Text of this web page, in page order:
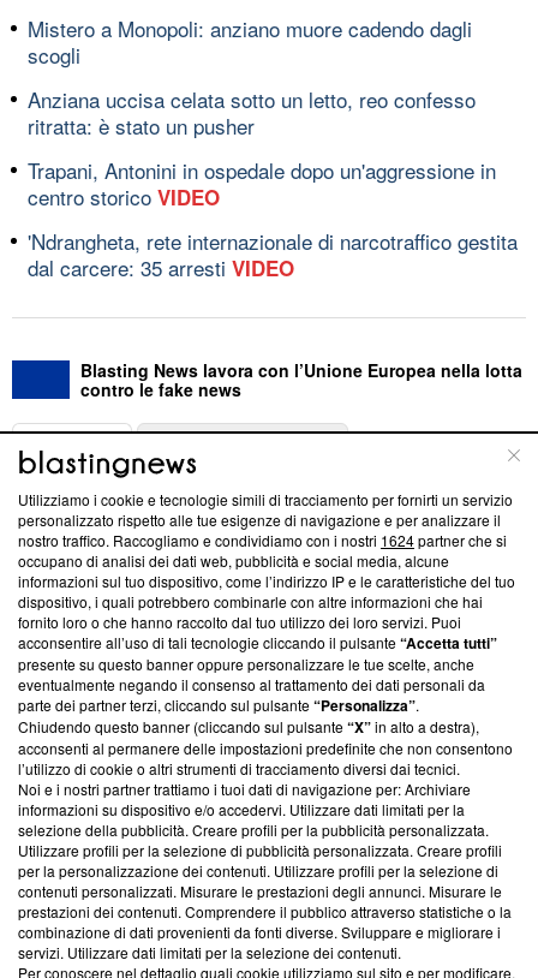
Mistero a Monopoli: anziano muore cadendo dagli
scogli
Anziana uccisa celata sotto un letto, reo confesso
ritratta: è stato un pusher
Trapani, Antonini in ospedale dopo un'aggressione in
centro storico VIDEO
'Ndrangheta, rete internazionale di narcotraffico gestita
dal carcere: 35 arresti VIDEO
Blasting News lavora con l’Unione Europea nella lotta
contro le fake news
ABOUT
Questa sezione offre informazioni trasparenti su Blasting
News, sui nostri processi editoriali e su come ci impegniamo a
creare news di qualità. Inoltre, afferma la nostra aderenza a
‘Trust Project - News with Integrity’Blasting News non è
ancora membro del programma, ma ha richiesto di farne
parte; Trust Project non ha ancora effettuato una verifica di
conformità agli standard.
Su di noi
Team editoriale
Corporate
Redazione
Informativa Privacy
Cookie Policy
Blasting SA, IDI CHE-247.845.224, Via Carlo Frasca, 3 - 6900
Utilizziamo i cookie e tecnologie simili di tracciamento per fornirti un servizio
personalizzato rispetto alle tue esigenze di navigazione e per analizzare il
nostro traffico. Raccogliamo e condividiamo con i nostri 1624partner che si
occupano di analisi dei dati web, pubblicità e social media, alcune
informazioni sul tuo dispositivo, come l’indirizzo IP e le caratteristiche del tuo
dispositivo, i quali potrebbero combinarle con altre informazioni che hai
fornito loro o che hanno raccolto dal tuo utilizzo dei loro servizi. Puoi
acconsentire all’uso di tali tecnologie cliccando il pulsante“Accetta tutti”
presente su questo banner oppure personalizzare le tue scelte, anche
eventualmente negando il consenso al trattamento dei dati personali da
parte dei partner terzi, cliccando sul pulsante“Personalizza”.
Chiudendo questo banner (cliccando sul pulsante“X”in alto a destra),
acconsenti al permanere delle impostazioni predefinite che non consentono
l’utilizzo di cookie o altri strumenti di tracciamento diversi dai tecnici.
Noi e i nostri partner trattiamo i tuoi dati di navigazione per: Archiviare
informazioni su dispositivo e/o accedervi. Utilizzare dati limitati per la
selezione della pubblicità. Creare profili per la pubblicità personalizzata.
Utilizzare profili per la selezione di pubblicità personalizzata. Creare profili
per la personalizzazione dei contenuti. Utilizzare profili per la selezione di
contenuti personalizzati. Misurare le prestazioni degli annunci. Misurare le
prestazioni dei contenuti. Comprendere il pubblico attraverso statistiche o la
combinazione di dati provenienti da fonti diverse. Sviluppare e migliorare i
servizi. Utilizzare dati limitati per la selezione dei contenuti.
Per conoscere nel dettaglio quali cookie utilizziamo sul sito e per modificare,